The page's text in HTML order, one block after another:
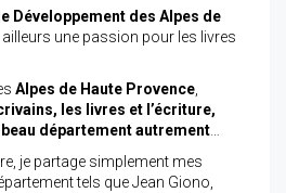
Développement des Alpes de
ailleurs une passion pour les livres
Alpes de Haute Provence
les livres et l’écriture,
département autrement
je partage simplement mes
tels que Jean Giono,